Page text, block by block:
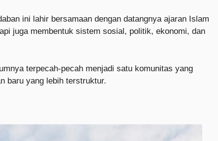
ini lahir bersamaan dengan datangnya ajaran Islam
juga membentuk sistem sosial, politik, ekonomi, dan
terpecah-pecah menjadi satu komunitas yang
baru yang lebih terstruktur.